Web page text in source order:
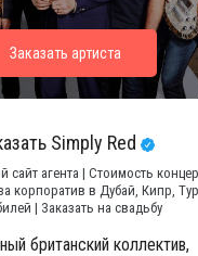
Simply Red
агента | Стоимость
корпоратив в Дубай, Кипр,
| Заказать на свадьбу
британский коллектив,